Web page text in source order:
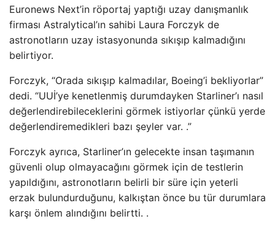
Euronews Next’in röportaj yaptığı uzay danışmanlık
firması Astralytical’ın sahibi Laura Forczyk de
astronotların uzay istasyonunda sıkışıp kalmadığını
belirtiyor.
Forczyk, “Orada sıkışıp kalmadılar, Boeing’i bekliyorlar”
dedi. “UUİ’ye kenetlenmiş durumdayken Starliner’ı nasıl
değerlendirebileceklerini görmek istiyorlar çünkü yerde
değerlendiremedikleri bazı şeyler var. .”
Forczyk ayrıca, Starliner’ın gelecekte insan taşımanın
güvenli olup olmayacağını görmek için de testlerin
yapıldığını, astronotların belirli bir süre için yeterli
erzak bulundurduğunu, kalkıştan önce bu tür durumlara
karşı önlem alındığını belirtti. .